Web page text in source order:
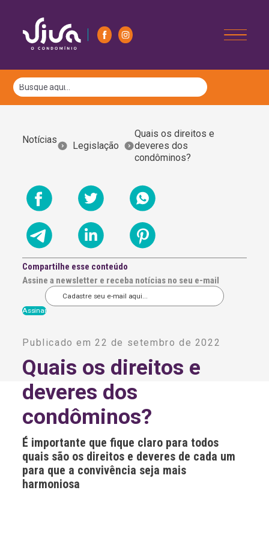
Notícias
Legislação
Quais os direitos e
deveres dos
condôminos?
Compartilhe esse conteúdo
Assine a newsletter e receba notícias no seu e-mail
t
r
n
t
v
:
Publicado em 22 de setembro de 2022
Quais os direitos e
deveres dos
condôminos?
É importante que fique claro para todos
quais são os direitos e deveres de cada um
para que a convivência seja mais
harmoniosa